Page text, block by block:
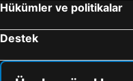
Hükümler ve politikalar
Destek